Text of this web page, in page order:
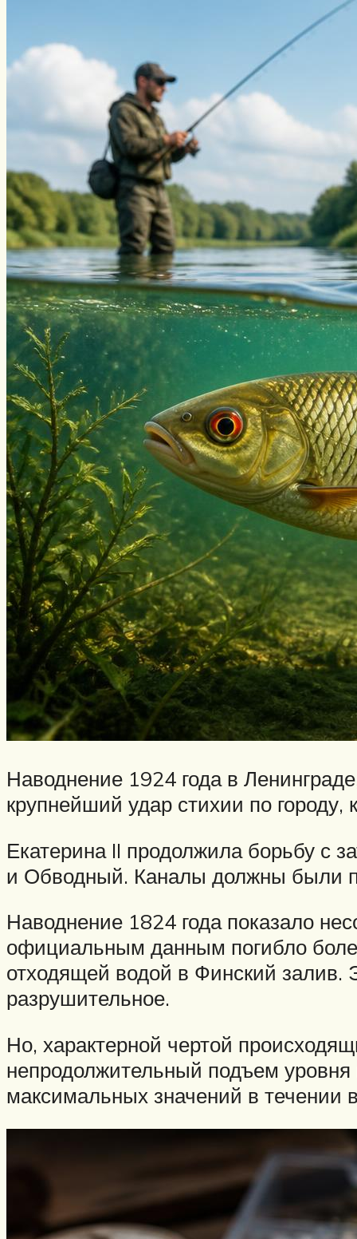
Нахлыст
Снаряжение
Эхолоты
Лодки и моторы
Узлы
Рецепты
Разное
Меню
Наводнение 1924 года в
крупнейший удар стихии по
Екатерина II продолжила борьбу с
и Обводный. Каналы должны были
Наводнение 1824 года показало
официальным данным погибло
отходящей водой в Финский залив.
разрушительное.
Но, характерной чертой
непродолжительный подъем уровня
максимальных значений в течении